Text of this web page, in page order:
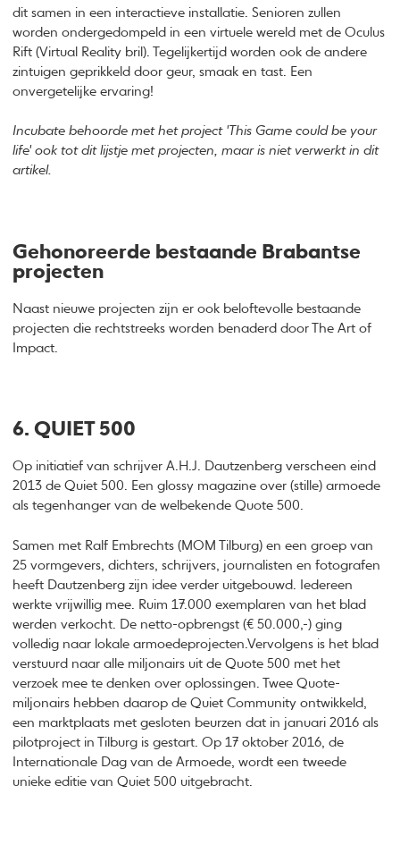
dit samen in een interactieve installatie. Senioren zullen
worden ondergedompeld in een virtuele wereld met de Oculus
Rift (Virtual Reality bril). Tegelijkertijd worden ook de andere
zintuigen geprikkeld door geur, smaak en tast. Een
onvergetelijke ervaring!
Incubate behoorde met het project 'This Game could be your
life' ook tot dit lijstje met projecten, maar is niet verwerkt in dit
artikel.
Gehonoreerde bestaande Brabantse
projecten
Naast nieuwe projecten zijn er ook beloftevolle bestaande
projecten die rechtstreeks worden benaderd door The Art of
Impact.
6. QUIET 500
Op initiatief van schrijver A.H.J. Dautzenberg verscheen eind
2013 de Quiet 500. Een glossy magazine over (stille) armoede
als tegenhanger van de welbekende Quote 500.
Samen met Ralf Embrechts (MOM Tilburg) en een groep van
25 vormgevers, dichters, schrijvers, journalisten en fotografen
heeft Dautzenberg zijn idee verder uitgebouwd. Iedereen
werkte vrijwillig mee. Ruim 17.000 exemplaren van het blad
werden verkocht. De netto-opbrengst (€ 50.000,-) ging
volledig naar lokale armoedeprojecten.Vervolgens is het blad
verstuurd naar alle miljonairs uit de Quote 500 met het
verzoek mee te denken over oplossingen. Twee Quote-
miljonairs hebben daarop de Quiet Community ontwikkeld,
een marktplaats met gesloten beurzen dat in januari 2016 als
pilotproject in Tilburg is gestart. Op 17 oktober 2016, de
Internationale Dag van de Armoede, wordt een tweede
unieke editie van Quiet 500 uitgebracht.